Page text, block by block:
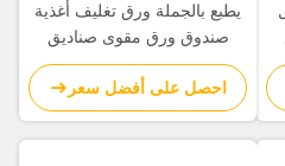
يطبع بالجملة ورق تغليف أغذية
صندوق ورق مقوى صناديق
طعام مزود
احصل على أفضل سعر